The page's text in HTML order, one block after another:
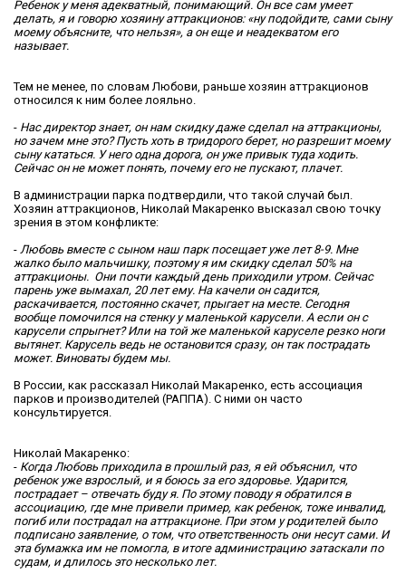
Ребенок у меня адекватный, понимающий. Он все сам умеет
делать, я и говорю хозяину аттракционов: «ну подойдите, сами сыну
моему объясните, что нельзя», а он еще и неадекватом его
называет.
Тем не менее, по словам Любови, раньше хозяин аттракционов
относился к ним более лояльно.
- Нас директор знает, он нам скидку даже сделал на аттракционы,
но зачем мне это? Пусть хоть в тридорого берет, но разрешит моему
сыну кататься. У него одна дорога, он уже привык туда ходить.
Сейчас он не может понять, почему его не пускают, плачет.
В администрации парка подтвердили, что такой случай был.
Хозяин аттракционов, Николай Макаренко высказал свою точку
зрения в этом конфликте:
- Любовь вместе с сыном наш парк посещает уже лет 8-9. Мне
жалко было мальчишку, поэтому я им скидку сделал 50% на
аттракционы. Они почти каждый день приходили утром. Сейчас
парень уже вымахал, 20 лет ему. На качели он садится,
раскачивается, постоянно скачет, прыгает на месте. Сегодня
вообще помочился на стенку у маленькой карусели. А если он с
карусели спрыгнет? Или на той же маленькой каруселе резко ноги
вытянет. Карусель ведь не остановится сразу, он так пострадать
может. Виноваты будем мы.
В России, как рассказал Николай Макаренко, есть ассоциация
парков и производителей (РАППА). С ними он часто
консультируется.
Николай Макаренко:
- Когда Любовь приходила в прошлый раз, я ей объяснил, что
ребенок уже взрослый, и я боюсь за его здоровье. Ударится,
пострадает – отвечать буду я. По этому поводу я обратился в
ассоциацию, где мне привели пример, как ребенок, тоже инвалид,
погиб или пострадал на аттракционе. При этом у родителей было
подписано заявление, о том, что ответственность они несут сами. И
эта бумажка им не помогла, в итоге администрацию затаскали по
судам, и длилось это несколько лет.